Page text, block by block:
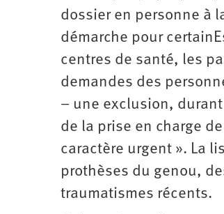
dossier en personne à
démarche pour
centres de santé, les
demandes des
– une exclusion, durant
de la prise en charge
caractère urgent ». La
prothèses du genou,
traumatismes récents.